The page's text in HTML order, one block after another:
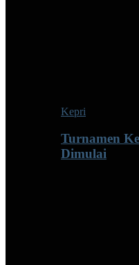
Kepri
Turnamen
Dimulai